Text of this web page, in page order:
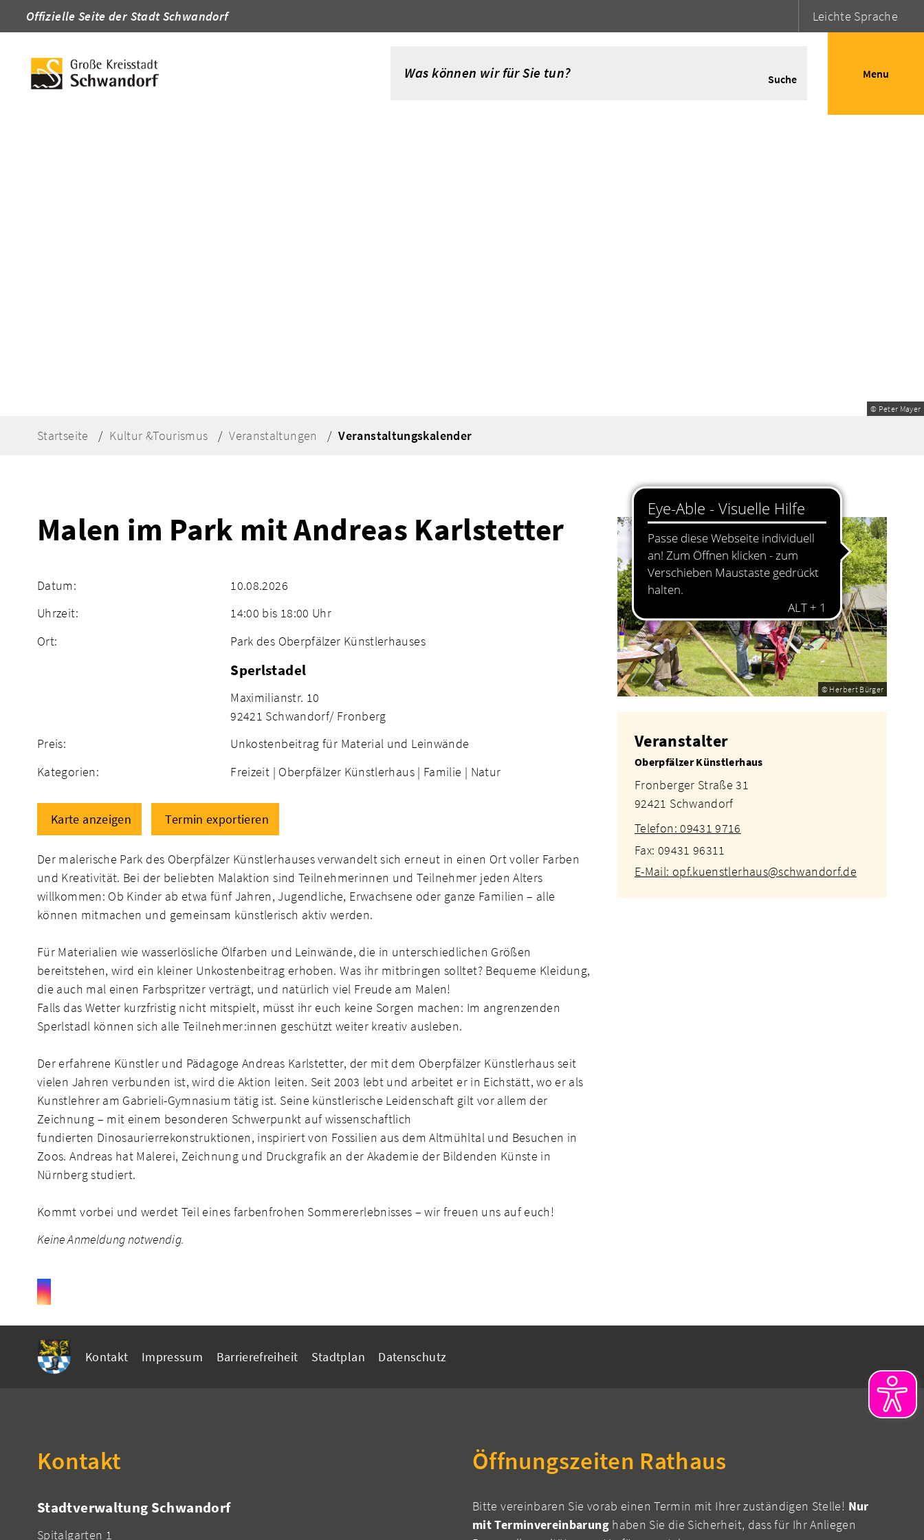
Offizielle Seite der Stadt Schwandorf Leichte Sprache
Suche Menu
© Peter Mayer
Startseite Kultur &Tourismus Veranstaltungen Veranstaltungskalender
Malen im Park mit Andreas Karlstetter
Datum:
10.08.2026
Uhrzeit:
14:00 bis 18:00 Uhr
Ort:
Park des Oberpfälzer Künstlerhauses
Sperlstadel
Maximilianstr. 10
92421 Schwandorf/ Fronberg
Preis:
Unkostenbeitrag für Material und Leinwände
Kategorien:
Freizeit | Oberpfälzer Künstlerhaus | Familie | Natur
Karte anzeigen Termin exportieren
Der malerische Park des Oberpfälzer Künstlerhauses verwandelt sich erneut in einen Ort voller Farben
und Kreativität. Bei der beliebten Malaktion sind Teilnehmerinnen und Teilnehmer jeden Alters
willkommen: Ob Kinder ab etwa fünf Jahren, Jugendliche, Erwachsene oder ganze Familien – alle
können mitmachen und gemeinsam künstlerisch aktiv werden.
Für Materialien wie wasserlösliche Ölfarben und Leinwände, die in unterschiedlichen Größen
bereitstehen, wird ein kleiner Unkostenbeitrag erhoben. Was ihr mitbringen solltet? Bequeme Kleidung,
die auch mal einen Farbspritzer verträgt, und natürlich viel Freude am Malen!
Falls das Wetter kurzfristig nicht mitspielt, müsst ihr euch keine Sorgen machen: Im angrenzenden
Sperlstadl können sich alle Teilnehmer:innen geschützt weiter kreativ ausleben.
Der erfahrene Künstler und Pädagoge Andreas Karlstetter, der mit dem Oberpfälzer Künstlerhaus seit
vielen Jahren verbunden ist, wird die Aktion leiten. Seit 2003 lebt und arbeitet er in Eichstätt, wo er als
Kunstlehrer am Gabrieli-Gymnasium tätig ist. Seine künstlerische Leidenschaft gilt vor allem der
Zeichnung – mit einem besonderen Schwerpunkt auf wissenschaftlich
fundierten Dinosaurierrekonstruktionen, inspiriert von Fossilien aus dem Altmühltal und Besuchen in
Zoos. Andreas hat Malerei, Zeichnung und Druckgrafik an der Akademie der Bildenden Künste in
Nürnberg studiert.
Kommt vorbei und werdet Teil eines farbenfrohen Sommererlebnisses – wir freuen uns auf euch!
Keine Anmeldung notwendig.
© Herbert Bürger
Veranstalter
Oberpfälzer Künstlerhaus
Fronberger Straße 31
92421 Schwandorf
Telefon: 09431 9716
Fax: 09431 96311
E-Mail: opf.kuenstlerhaus@schwandorf.de
Kontakt Impressum Barrierefreiheit Stadtplan Datenschutz
Kontakt
Stadtverwaltung Schwandorf
Spitalgarten 1
Öffnungszeiten Rathaus
Bitte vereinbaren Sie vorab einen Termin mit Ihrer zuständigen Stelle! Nur
mit Terminvereinbarunghaben Sie die Sicherheit, dass für Ihr Anliegen